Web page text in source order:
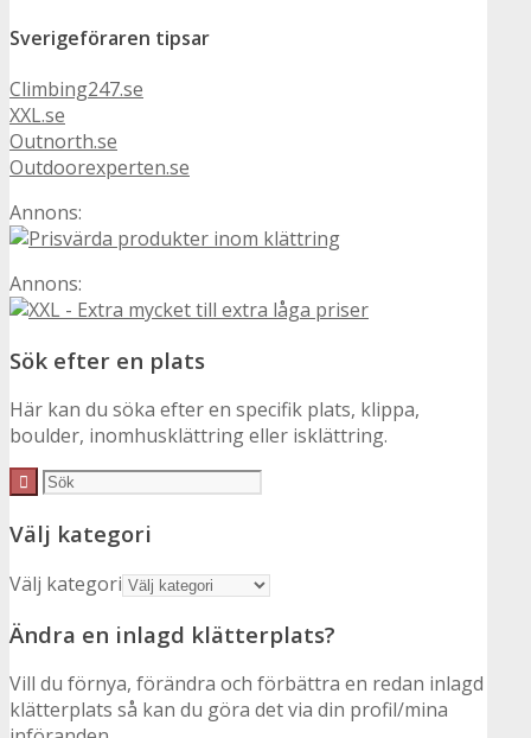
Sverigeföraren tipsar
Climbing247.se
XXL.se
Outnorth.se
Outdoorexperten.se
Annons:
Annons:
Sök efter en plats
Här kan du söka efter en specifik plats, klippa,
boulder, inomhusklättring eller isklättring.
Välj kategori
Välj kategori
Ändra en inlagd klätterplats?
Vill du förnya, förändra och förbättra en redan inlagd
klätterplats så kan du göra det via din profil/mina